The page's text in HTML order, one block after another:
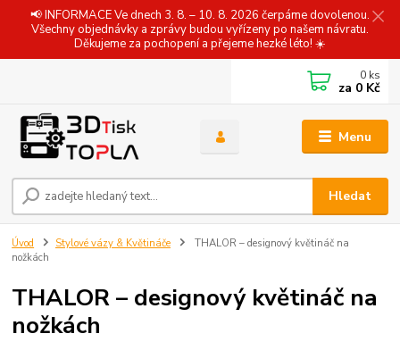
📢 INFORMACE Ve dnech 3. 8. – 10. 8. 2026 čerpáme dovolenou.
Všechny objednávky a zprávy budou vyřízeny po našem návratu.
Děkujeme za pochopení a přejeme hezké léto! ☀️
Menu
Hledat
0 ks
za 0 Kč
Úvod Stylové vázy & Květináče
THALOR – designový květináč na
nožkách
THALOR – designový květináč na
nožkách